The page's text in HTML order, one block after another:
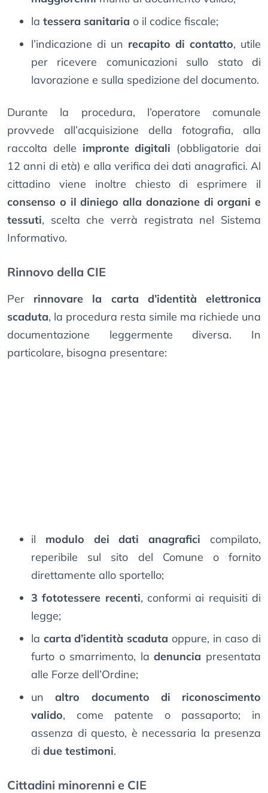
la tessera sanitaria o il codice fiscale;
l’indicazione di un recapito di contatto, utile
per ricevere comunicazioni sullo stato di
lavorazione e sulla spedizione del documento.
Durante la procedura, l’operatore comunale
provvede all’acquisizione della fotografia, alla
raccolta delle impronte digitali (obbligatorie dai
12 anni di età) e alla verifica dei dati anagrafici. Al
cittadino viene inoltre chiesto di esprimere il
consenso o il diniego alla donazione di organi e
tessuti, scelta che verrà registrata nel Sistema
Informativo.
Rinnovo della CIE
Per rinnovare la carta d’identità elettronica
scaduta, la procedura resta simile ma richiede una
documentazione leggermente diversa. In
particolare, bisogna presentare:
il modulo dei dati anagrafici compilato,
reperibile sul sito del Comune o fornito
direttamente allo sportello;
3 fototessere recenti, conformi ai requisiti di
legge;
la carta d’identità scaduta oppure, in caso di
furto o smarrimento, ladenuncia presentata
alle Forze dell’Ordine;
unaltro documento di riconoscimento
valido, come patente o passaporto; in
assenza di questo, è necessaria la presenza
di due testimoni.
Cittadini minorenni e CIE